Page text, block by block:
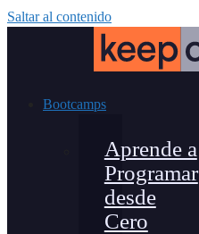
Saltar al contenido
Bootcamps
Aprende a
Programar
desde
Cero